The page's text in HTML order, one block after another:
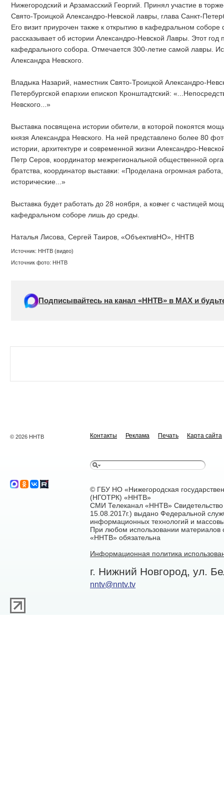
Нижегородский и Арзамасский Георгий. Принял участие в
Свято-Троицкой Александро-Невской лавры, глава Санкт-
Его визит приурочен также к открытию в кафедральном соборе
рассказывает об истории Александро-Невской Лавры. Этот
кафедрального собора. Отмечается 300-летие самой лавры.
Александра Невского.
Владыка Назарий, наместник Свято-Троицкой Александро-
Петербургской епархии епископ Кронштадтский:
Невского...»
Выставка посвящена истории обители, в которой покоятся
князя Александра Невского. На ней представлено более 80
истории, архитектуре и современной жизни Александро-
Петр Серов, координатор межрегиональной общественной
братства, координатор выставки: «Проделана огромная
исторические...»
Выставка будет работать до 28 ноября, а ковчег с частицей
кафедральном соборе лишь до среды.
Наталья Лисова, Сергей Таиров, «ОбъективНО», ННТВ
Источник: ННТВ (видео)
Источник фото: ННТВ
Подписывайтесь на канал «ННТВ» в МАХ и
© 2026 ННТВ Контакты Реклама Печать Карта сайта
© ГБУ НО «Нижегородская
(НГОТРК) «ННТВ»
СМИ Телеканал «ННТВ»
15.08.2017г.) выдано Федеральной
информационных технологий и
При любом использовании материалов
«ННТВ» обязательна
Информационная политика
г. Нижний Новгород, ул.
nntv@nntv.tv